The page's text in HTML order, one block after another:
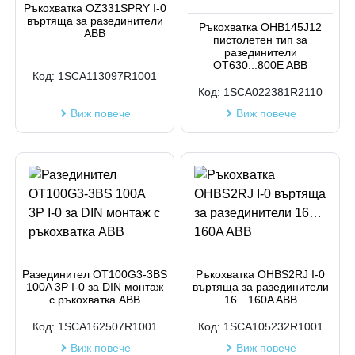
Ръкохватка OZ331SPRY I-0
въртяща за разединители
ABB
Код: 1SCA113097R1001
Виж повече
Ръкохватка OHB145J12
пистолетен тип за
разединители
OT630...800E ABB
Код: 1SCA022381R2110
Виж повече
Разединител OT100G3-3BS
100A 3P I-0 за DIN монтаж
с ръкохватка ABB
Код: 1SCA162507R1001
Виж повече
Ръкохватка OHBS2RJ I-0
въртяща за разединители
16…160A ABB
Код: 1SCA105232R1001
Виж повече